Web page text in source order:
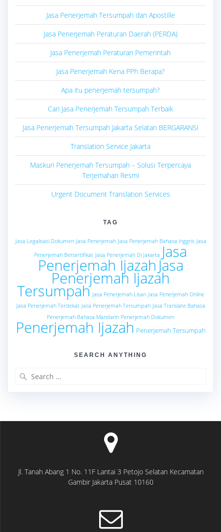
Jasa Penerjemah Tersumpah dan Apostille
Jasa Penerjemah Peraturan Daerah (PERDA)
Jasa Penerjemah Peraturan Pemerintah
Jasa Penerjemah Kena PPh Berapa?
Apa itu penerjemah tersumpah?
Cari Jasa Penerjemah Tersumpah Terbaik
Jasa Penerjemah Tersumpah Jakarta Selatan BERGARANSI
Translation Service Jakarta
Maskuri Penerjemah Tersumpah – Solusi Terpercaya
Terjemahan Resmi
Urgent Document Translation Services
TAG
Jasa Legalisasi Dokumen Jasa Penerjemah Jasa Penerjemah Bahasa Inggris Jasa
Penerjemah Bersertifikat Jasa Penerjemah Di Jakarta Jasa
Penerjemah Ijazah Jasa
Penerjemah Ijazah
Tersumpah Jasa Penerjemah Lisan Jasa Penerjemah Online
Jasa Penerjemah Terdekat Jasa Penerjemah Tersumpah Jasa Translate Bahasa
Penerjemah Bahasa Mandarin Penerjemah Dokumen
Penerjemah Ijazah Penerjemah Tersumpah
SEARCH ANYTHING
Jl. Tanah Abang 1 No. 11F Lantai 3 Petojo Selatan Kecamatan
Gambir Jakarta Pusat 10160